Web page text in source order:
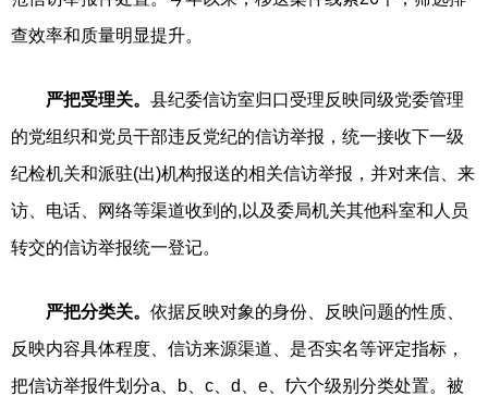
查效率和质量明显提升。
严把受理关。 县纪委信访室归口受理反映同级党委管理
的党组织和党员干部违反党纪的信访举报，统一接收下一级
纪检机关和派驻(出)机构报送的相关信访举报，并对来信、来
访、电话、网络等渠道收到的,以及委局机关其他科室和人员
转交的信访举报统一登记。
严把分类关。 依据反映对象的身份、反映问题的性质、
反映内容具体程度、信访来源渠道、是否实名等评定指标，
把信访举报件划分a、b、c、d、e、f六个级别分类处置。被